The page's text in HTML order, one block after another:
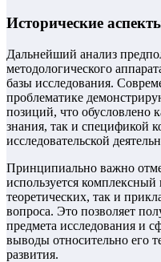
Исторические
Дальнейший анализ
методологического
базы исследования.
проблематике
позиций, что обусловлено
знания, так и спецификой
исследовательской
Принципиально важно
используется
теоретических, так и
вопроса. Это позволяет
предмета исследования и
выводы относительно его
развития.